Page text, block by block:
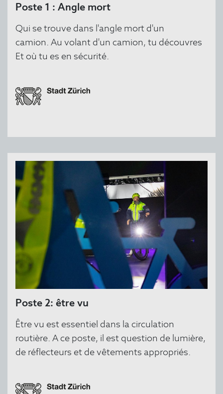
Poste 1 : Angle mort
Qui se trouve dans l'angle mort d'un
camion. Au volant d'un camion, tu découvres
Et où tu es en sécurité.
Poste 2: être vu
Être vu est essentiel dans la circulation
routière. A ce poste, il est question de lumière,
de réflecteurs et de vêtements appropriés.